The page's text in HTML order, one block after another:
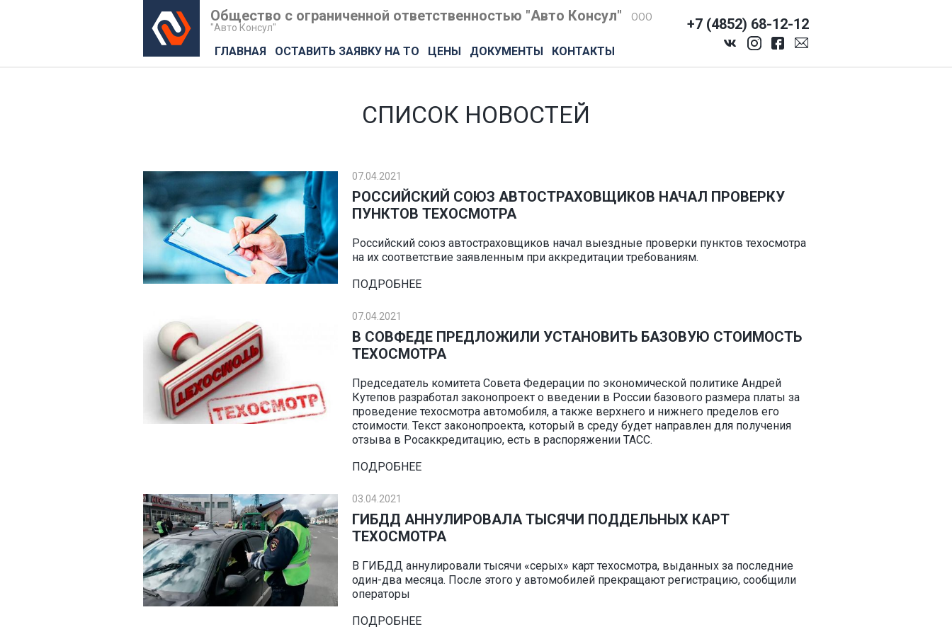
Общество с ограниченной ответственностью "Авто Консул"
ООО
"Авто Консул"
ГЛАВНАЯ ОСТАВИТЬ ЗАЯВКУ НА ТО ЦЕНЫ ДОКУМЕНТЫ КОНТАКТЫ
+7 (4852) 68-12-12
СПИСОК НОВОСТЕЙ
07.04.2021
РОССИЙСКИЙ СОЮЗ АВТОСТРАХОВЩИКОВ НАЧАЛ ПРОВЕРКУ
ПУНКТОВ ТЕХОСМОТРА
Российский союз автостраховщиков начал выездные проверки пунктов техосмотра
на их соответствие заявленным при аккредитации требованиям.
ПОДРОБНЕЕ
07.04.2021
В СОВФЕДЕ ПРЕДЛОЖИЛИ УСТАНОВИТЬ БАЗОВУЮ СТОИМОСТЬ
ТЕХОСМОТРА
Председатель комитета Совета Федерации по экономической политике Андрей
Кутепов разработал законопроект о введении в России базового размера платы за
проведение техосмотра автомобиля, а также верхнего и нижнего пределов его
стоимости. Текст законопроекта, который в среду будет направлен для получения
отзыва в Росаккредитацию, есть в распоряжении ТАСС.
ПОДРОБНЕЕ
03.04.2021
ГИБДД АННУЛИРОВАЛА ТЫСЯЧИ ПОДДЕЛЬНЫХ КАРТ
ТЕХОСМОТРА
В ГИБДД аннулировали тысячи «серых» карт техосмотра, выданных за последние
один-два месяца. После этого у автомобилей прекращают регистрацию, сообщили
операторы
ПОДРОБНЕЕ